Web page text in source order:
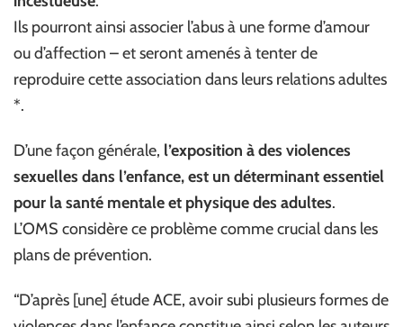
Ils pourront ainsi associer l’abus à une forme d’amour
ou d’affection – et seront amenés à tenter de
reproduire cette association dans leurs relations adultes
*.
D’une façon générale, l’exposition à des violences
sexuelles dans l’enfance, est un déterminant essentiel
pour la santé mentale et physique des adultes.
L’OMS considère ce problème comme crucial dans les
plans de prévention.
“D’après [une] étude ACE, avoir subi plusieurs formes de